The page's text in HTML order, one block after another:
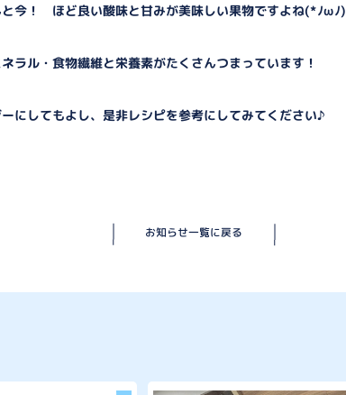
今！ ほど良い酸味と甘みが美味しい果物ですよね(*ﾉωﾉ)
ラル・食物繊維と栄養素がたくさんつまっています！
にしてもよし、是非レシピを参考にしてみてください♪
お知らせ一覧に戻る